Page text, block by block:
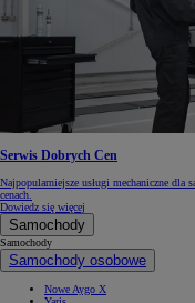
Serwis Dobrych Cen
Najpopularniejsze usługi mechaniczne dla
cenach.
Dowiedz się więcej
Samochody
Samochody
Samochody osobowe
Nowe Aygo X